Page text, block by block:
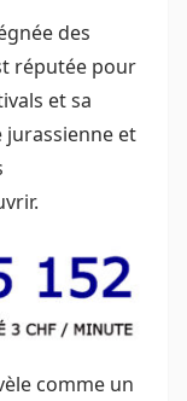
des
réputée pour
et sa
et
comme un